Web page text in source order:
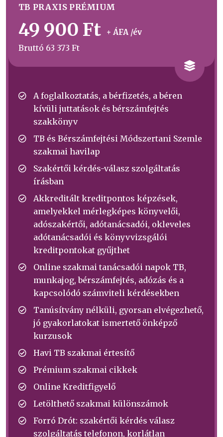
TB PRAXIS PRÉMIUM
49 900 Ft + ÁFA /év
Bruttó 63 373 Ft
A foglalkoztatás, a bérfizetés, a béren
kívüli juttatások és bérszámfejtés
szakkönyv
TB és Bérszámfejtési Módszertani Szemle
szakmai havilap
Szakértői kérdés-válasz szolgáltatás
írásban
Akkreditált kreditpontos képzések,
amelyekkel mérlegképes könyvelői,
adószakértői, adótanácsadói, okleveles
adótanácsadói és könyvvizsgálói
kreditpontokat gyűjthet
Online szakmai tanácsadói napok TB,
munkajog, bérszámfejtés, adózás és a
kapcsolódó számviteli kérdésekben
Tanúsítvány nélküli, gyorsan elvégezhető,
jó gyakorlatokat ismertető önképző
kurzusok
Havi TB szakmai értesítő
Prémium szakmai cikkek
Online Kreditfigyelő
Letölthető szakmai különszámok
Forró Drót: szakértői kérdés válasz
szolgáltatás telefonon, korlátlan